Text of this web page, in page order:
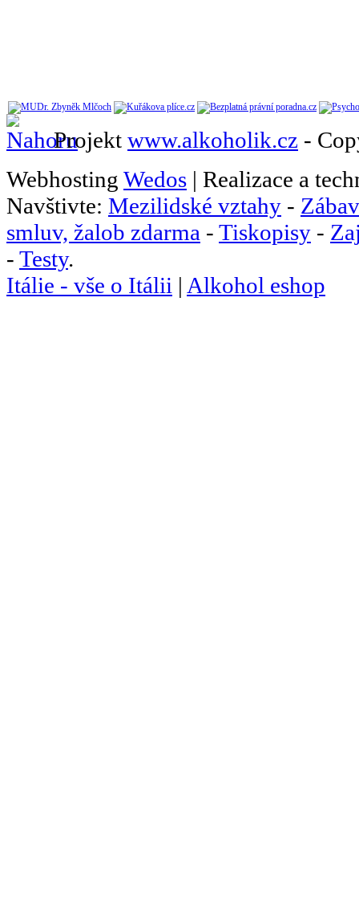
Projekt www.alkoholik.cz -
Webhosting Wedos | Realizace a
Navštivte: Mezilidské vztahy -
smluv, žalob zdarma - Tiskopisy -
- Testy.
Itálie - vše o Itálii | Alkohol eshop